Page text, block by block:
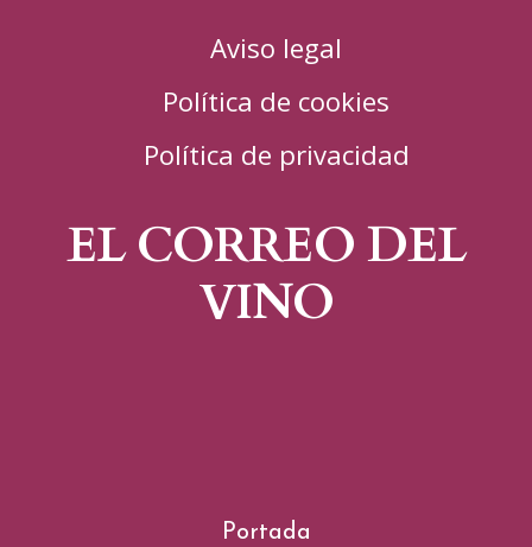
Aviso legal
Política de cookies
Política de privacidad
EL CORREO DEL
VINO
Portada